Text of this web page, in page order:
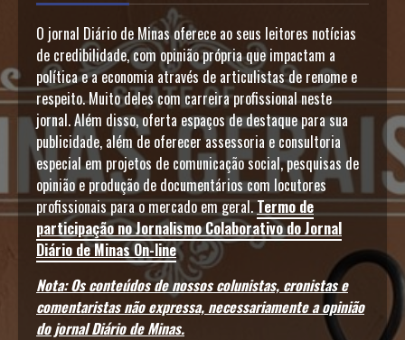
O jornal Diário de Minas oferece ao seus leitores notícias
de credibilidade, com opinião própria que impactam a
política e a economia através de articulistas de renome e
respeito. Muito deles com carreira profissional neste
jornal. Além disso, oferta espaços de destaque para sua
publicidade, além de oferecer assessoria e consultoria
especial em projetos de comunicação social, pesquisas de
opinião e produção de documentários com locutores
profissionais para o mercado em geral.Termo de
participação no Jornalismo Colaborativo do Jornal
Diário de Minas On-line
Nota: Os conteúdos de nossos colunistas, cronistas e
comentaristas não expressa, necessariamente a opinião
do jornal Diário de Minas.